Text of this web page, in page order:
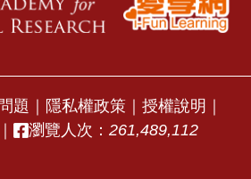
題 隱私權政策 授權說明
瀏覽人次： 261,489,112